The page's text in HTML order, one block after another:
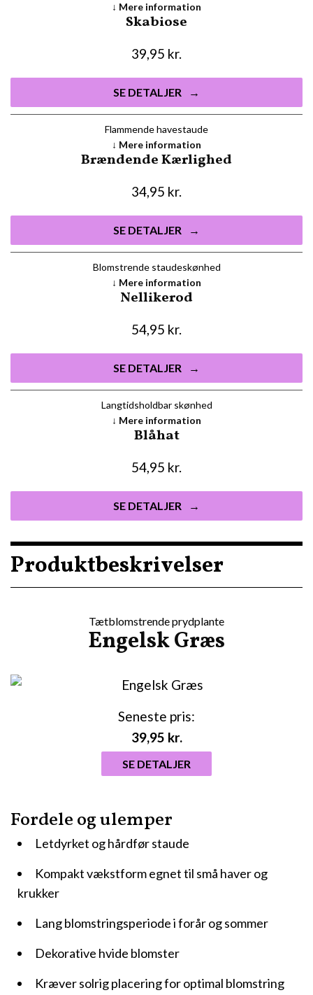
Skabiose
39,95 kr.
SE DETALJER
Mere information
Flammende havestaude
Brændende Kærlighed
34,95 kr.
SE DETALJER
Mere information
Blomstrende staudeskønhed
Nellikerod
54,95 kr.
SE DETALJER
Mere information
Langtidsholdbar skønhed
Blåhat
54,95 kr.
SE DETALJER
Mere information
Produktbeskrivelser
Tætblomstrende prydplante
Engelsk Græs
Fordele og ulemper
Letdyrket og hårdfør staude
Kompakt vækstform egnet til små haver og
krukker
Lang blomstringsperiode i forår og sommer
Dekorative hvide blomster
Kræver solrig placering for optimal blomstring
Seneste pris:
39,95 kr.
SE DETALJER